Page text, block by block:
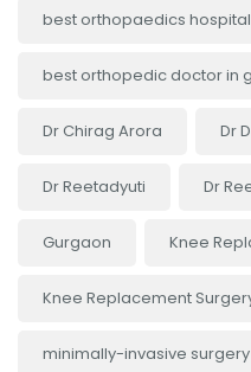
best orthopaedics
best orthopedic doctor in
Dr Chirag Arora Dr
Dr Reetadyuti Dr
Gurgaon Knee
Knee Replacement
minimally-invasive surgery